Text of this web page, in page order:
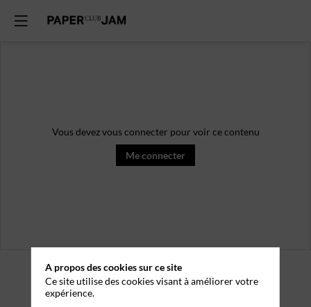
Vous devez vous connecter pour voir ce contenu
Me connecter
A propos des cookies sur ce site
Ce site utilise des cookies visant à améliorer votre
expérience.